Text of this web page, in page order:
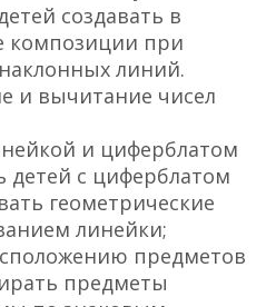
создавать в
композиции при
линий.
и вычитание чисел
и циферблатом
детей с циферблатом
геометрические
линейки;
предметов
предметы